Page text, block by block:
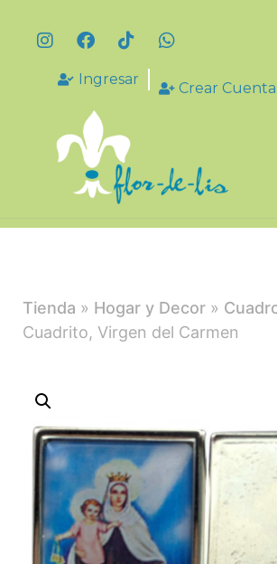
Ingresar
Crear Cuenta
Tienda » Hogar y Decor »
Cuadrito, Virgen del Carmen